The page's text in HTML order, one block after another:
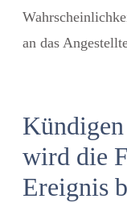
an das
wird die
Ereignis